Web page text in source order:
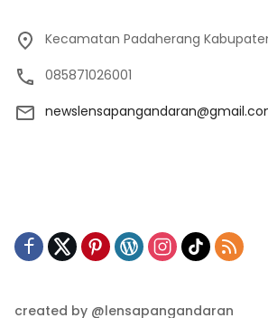
Kecamatan Padaherang
085871026001
created by @lensapangandaran